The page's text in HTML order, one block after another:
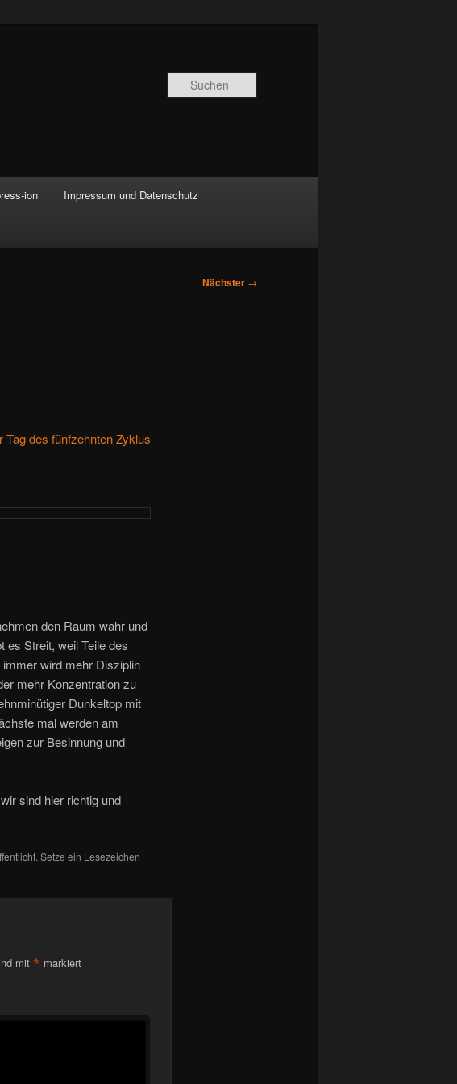
ion Impressum und Datenschutz
Nächster →
Tag des fünfzehnten Zyklus
den Raum wahr und
es Streit, weil Teile des
wird mehr Disziplin
mehr Konzentration zu
Dunkeltop mit
mal werden am
zur Besinnung und
sind hier richtig und
Setze ein Lesezeichen
mit * markiert